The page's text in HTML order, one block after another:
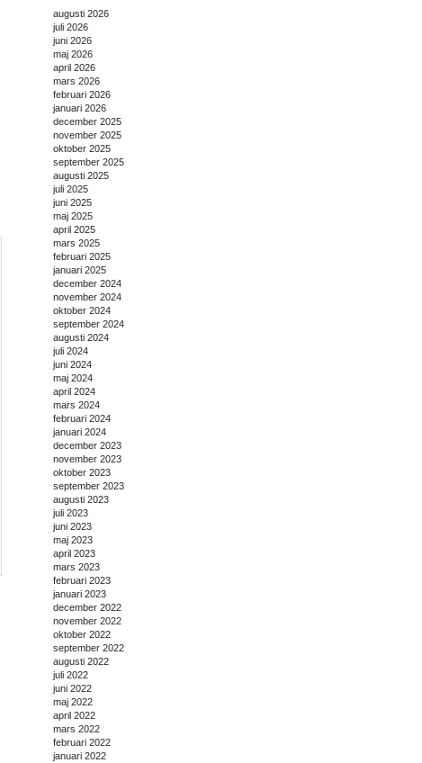
augusti 2026
juli 2026
juni 2026
maj 2026
april 2026
mars 2026
februari 2026
januari 2026
december 2025
november 2025
oktober 2025
september 2025
augusti 2025
juli 2025
juni 2025
maj 2025
april 2025
mars 2025
februari 2025
januari 2025
december 2024
november 2024
oktober 2024
september 2024
augusti 2024
juli 2024
juni 2024
maj 2024
april 2024
mars 2024
februari 2024
januari 2024
december 2023
november 2023
oktober 2023
september 2023
augusti 2023
juli 2023
juni 2023
maj 2023
april 2023
mars 2023
februari 2023
januari 2023
december 2022
november 2022
oktober 2022
september 2022
augusti 2022
juli 2022
juni 2022
maj 2022
april 2022
mars 2022
februari 2022
januari 2022